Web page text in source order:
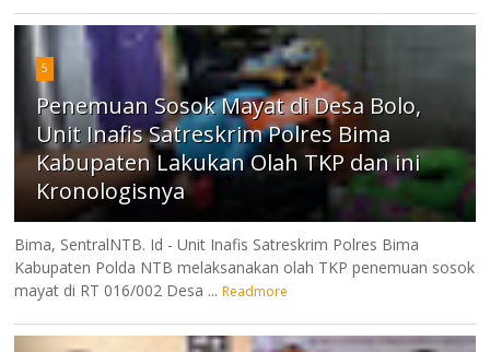
5
Penemuan Sosok Mayat di Desa Bolo,
Unit Inafis Satreskrim Polres Bima
Kabupaten Lakukan Olah TKP dan ini
Kronologisnya
Bima, SentralNTB. Id - Unit Inafis Satreskrim Polres Bima
Kabupaten Polda NTB melaksanakan olah TKP penemuan sosok
mayat di RT 016/002 Desa ... Readmore